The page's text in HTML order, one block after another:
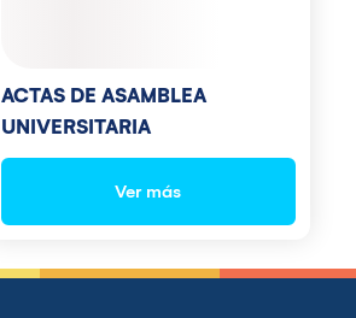
ACTAS DE ASAMBLEA
UNIVERSITARIA
Ver más